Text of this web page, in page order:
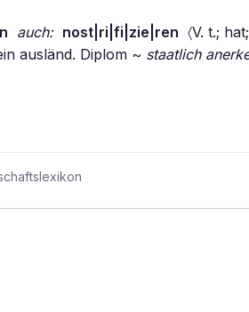
auch: nost|ri|fi|zie|ren 〈V. t.;
ausländ. Diplom ~ staatlich